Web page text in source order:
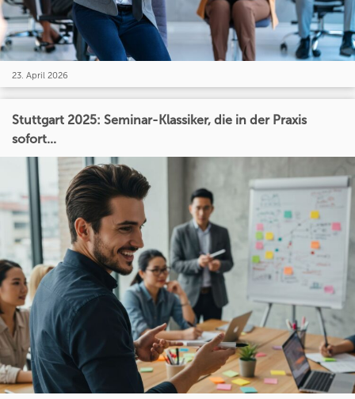
23. April 2026
Stuttgart 2025: Seminar-Klassiker, die in der Praxis
sofort...